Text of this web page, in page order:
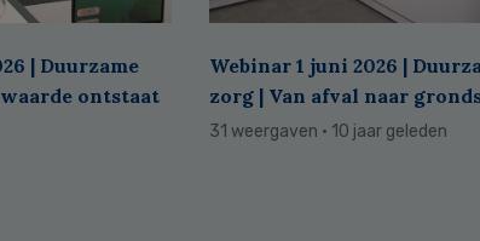
| Duurzame
ontstaat
Webinar 1 juni 2026 |
zorg | Van afval naar
31 weergaven · 10 jaar geleden